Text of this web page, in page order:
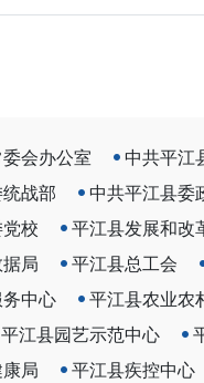
会办公室 中共平江
战部 中共平江县委
校 平江县发展和改
局 平江县总工会
中心 平江县农业农
平江县园艺示范中心
局 平江县疾控中心